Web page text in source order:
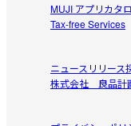
MUJI アプリカタ
Tax-free Services
ニュースリリース
株式会社 良品計